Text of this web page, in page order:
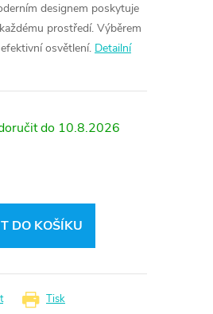
designem poskytuje
prostředí. Výběrem
osvětlení. Detailní
10.8.2026
DO KOŠÍKU
Tisk